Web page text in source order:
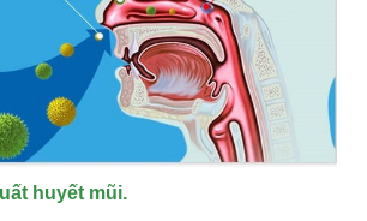
huyết mũi.